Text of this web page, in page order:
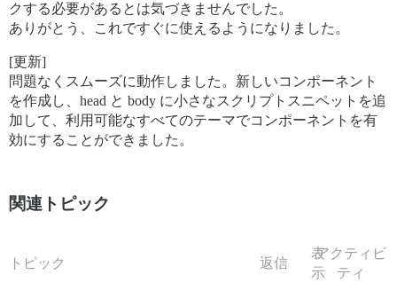
クする必要があるとは気づきませんでした。
ありがとう、これですぐに使えるようになりました。
[更新]
問題なくスムーズに動作しました。新しいコンポーネント
を作成し、head と body に小さなスクリプトスニペットを追
加して、利用可能なすべてのテーマでコンポーネントを有
効にすることができました。
関連トピック
トピック 返信
表
示
アクティビ
ティ